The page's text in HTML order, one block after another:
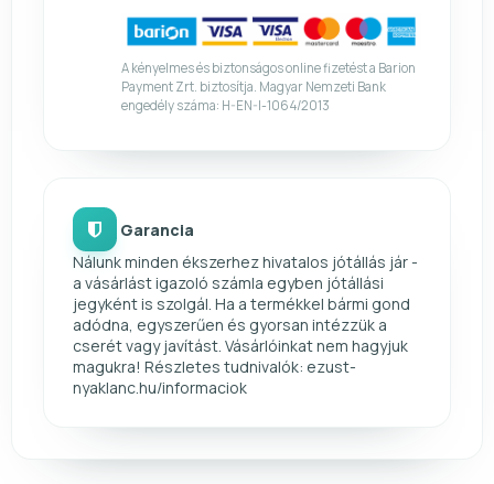
A kényelmes és biztonságos online fizetést a Barion
Payment Zrt. biztosítja. Magyar Nemzeti Bank
engedély száma: H-EN-I-1064/2013
Garancia
Nálunk minden ékszerhez hivatalos jótállás jár -
a vásárlást igazoló számla egyben jótállási
jegyként is szolgál. Ha a termékkel bármi gond
adódna, egyszerűen és gyorsan intézzük a
cserét vagy javítást. Vásárlóinkat nem hagyjuk
magukra! Részletes tudnivalók: ezust-
nyaklanc.hu/informaciok